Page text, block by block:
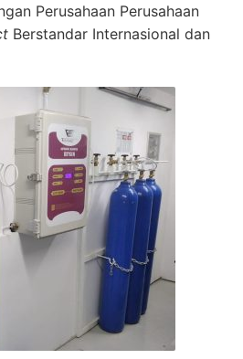
Perusahaan Perusahaan
Berstandar Internasional dan